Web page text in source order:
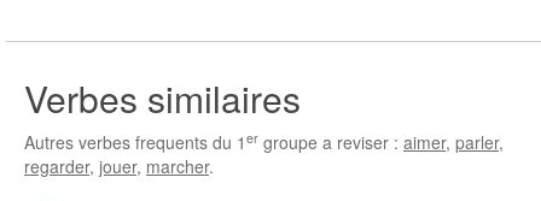
Verbes similaires
Autres verbes frequents du 1 er groupe a reviser : aimer, parler,
regarder, jouer, marcher.